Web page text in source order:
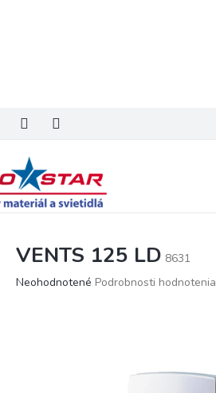
VENTS 125 LD 8631
Priemerné
Neohodnotené Podrobnosti hodnotenia